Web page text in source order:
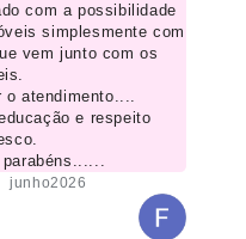
com a possibilidade
simplesmente com
vem junto com os
o atendimento....
e respeito
junho2026